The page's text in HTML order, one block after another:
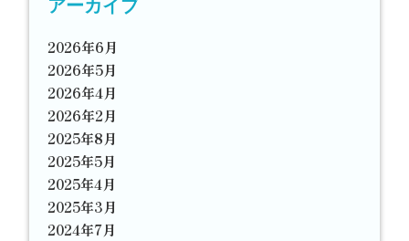
アーカイブ
2026年6月
2026年5月
2026年4月
2026年2月
2025年8月
2025年5月
2025年4月
2025年3月
2024年7月